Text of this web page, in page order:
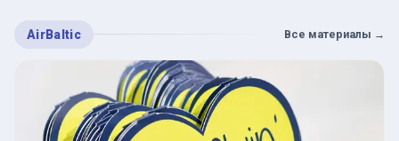
AirBaltic Все материалы →